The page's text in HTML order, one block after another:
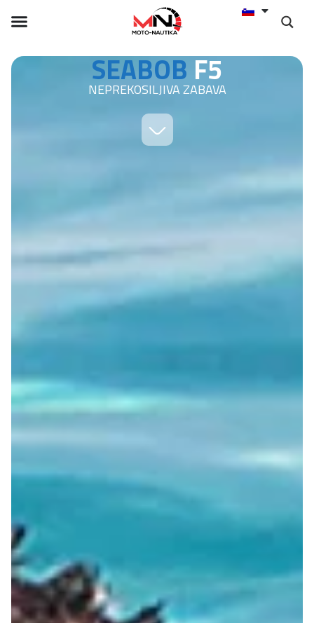
SEABOBF5
NEPREKOSILJIVA ZABAVA